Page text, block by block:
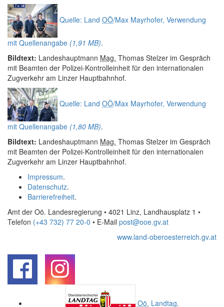
Quelle: Land OÖ/Max Mayrhofer, Verwendung
mit Quellenangabe (1,91 MB).
Bildtext: Landeshauptmann Mag. Thomas Stelzer im Gespräch
mit Beamten der Polizei-Kontrolleinheit für den internationalen
Zugverkehr am Linzer Hauptbahnhof.
Quelle: Land OÖ/Max Mayrhofer, Verwendung
mit Quellenangabe (1,80 MB).
Bildtext: Landeshauptmann Mag. Thomas Stelzer im Gespräch
mit Beamten der Polizei-Kontrolleinheit für den internationalen
Zugverkehr am Linzer Hauptbahnhof.
Impressum.
Datenschutz.
Barrierefreiheit.
Amt der Oö. Landesregierung • 4021 Linz, Landhausplatz 1 •
Telefon (+43 732) 77 20-0 • E-Mail post@ooe.gv.at
www.land-oberoesterreich.gv.at
Oö. Landtag.